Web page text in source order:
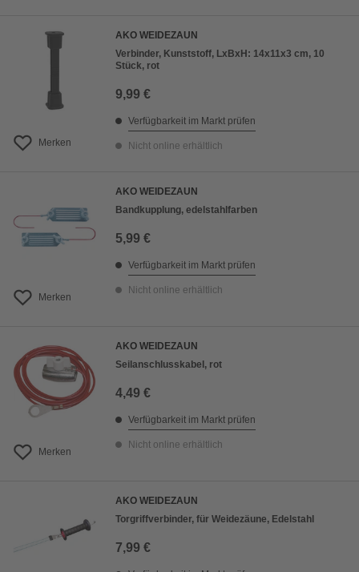
Merken
AKO WEIDEZAUN
Verbinder, Kunststoff, LxBxH: 14x11x3 cm, 10
Stück, rot
9,99 €
Verfügbarkeit im Markt prüfen
Nicht online erhältlich
Merken
AKO WEIDEZAUN
Bandkupplung, edelstahlfarben
5,99 €
Verfügbarkeit im Markt prüfen
Nicht online erhältlich
Merken
AKO WEIDEZAUN
Seilanschlusskabel, rot
4,49 €
Verfügbarkeit im Markt prüfen
Nicht online erhältlich
AKO WEIDEZAUN
Torgriffverbinder, für Weidezäune, Edelstahl
7,99 €